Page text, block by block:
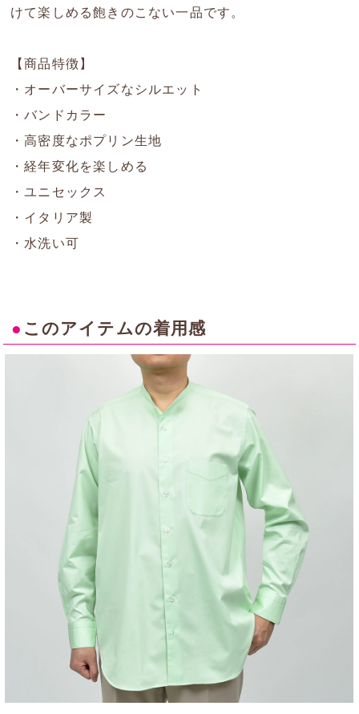
けて楽しめる飽きのこない一品です。
【商品特徴】
・オーバーサイズなシルエット
・バンドカラー
・高密度なポプリン生地
・経年変化を楽しめる
・ユニセックス
・イタリア製
・水洗い可
● このアイテムの着用感